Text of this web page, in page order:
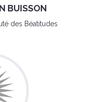
BUISSON
des Béatitudes